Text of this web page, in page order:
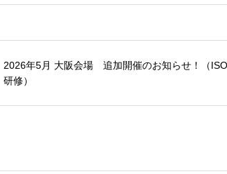
2026年5月 大阪会場 追加開催のお知らせ！（
研修）